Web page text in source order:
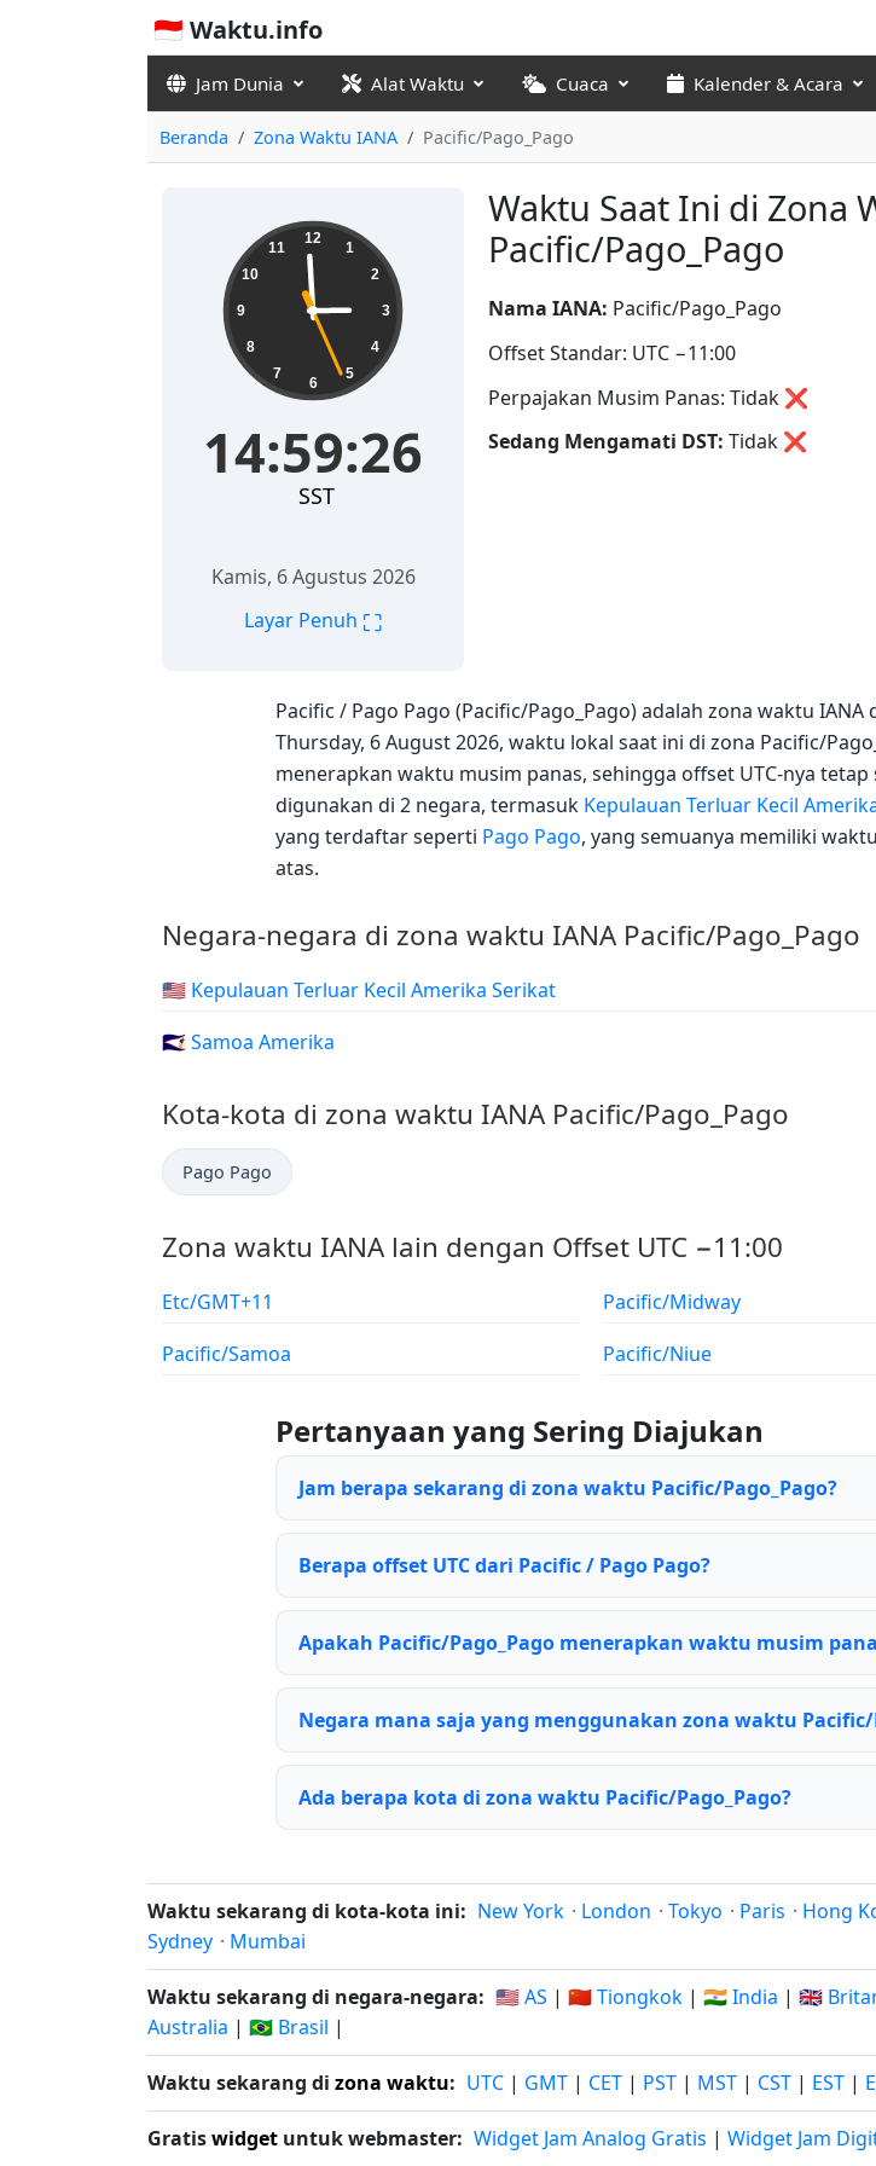
🇮🇩 Waktu.info
Jam Dunia Alat Waktu Cuaca Kalender & Acara
Beranda Zona Waktu IANA Pacific/Pago_Pago
Waktu Saat Ini di Zona
Pacific/Pago_Pago
14:59:26 12
1
2
3
4
5
6
7
8
9
10
11
14:59:26
SST
Kamis, 6 Agustus 2026
Layar Penuh ⛶
Nama IANA: Pacific/Pago_Pago
Offset Standar: UTC −11:00
Perpajakan Musim Panas: Tidak ❌
Sedang Mengamati DST: Tidak ❌
Pacific / Pago Pago (Pacific/Pago_Pago) adalah zona waktu
Thursday, 6 August 2026, waktu lokal saat ini di zona Pacific/
menerapkan waktu musim panas, sehingga offset UTC-nya
digunakan di 2 negara, termasuk Kepulauan Terluar Kecil
yang terdaftar seperti Pago Pago, yang semuanya memiliki
atas.
Negara-negara di zona waktu IANA Pacific/Pago_Pago
🇺🇲 Kepulauan Terluar Kecil Amerika Serikat
🇦🇸 Samoa Amerika
Kota-kota di zona waktu IANA Pacific/Pago_Pago
Pago Pago
Zona waktu IANA lain dengan Offset UTC −11:00
Etc/GMT+11
Pacific/Samoa
Pacific/Midway
Pacific/Niue
Pertanyaan yang Sering Diajukan
Jam berapa sekarang di zona waktu Pacific/Pago_Pago?
Berapa offset UTC dari Pacific / Pago Pago?
Apakah Pacific/Pago_Pago menerapkan waktu musim
Negara mana saja yang menggunakan zona waktu Pacific/
Ada berapa kota di zona waktu Pacific/Pago_Pago?
Waktu sekarang di kota-kota ini: New York · London · Tokyo · Paris · Hong
Sydney · Mumbai
Waktu sekarang di negara-negara: 🇺🇸 AS | 🇨🇳 Tiongkok | 🇮🇳 India | 🇬🇧
Australia | 🇧🇷 Brasil |
Waktu sekarang di zona waktu: UTC | GMT | CET | PST | MST | CST | EST |
Gratiswidget untuk webmaster: Widget Jam Analog Gratis | Widget Jam